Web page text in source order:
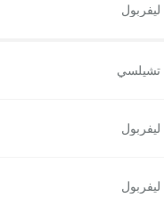
ليفربول
تشيلسي
ليفربول
ليفربول